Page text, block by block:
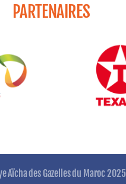
PARTENAIRES
Aïcha des Gazelles du Maroc 2025